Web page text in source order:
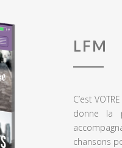
LFM
C’est
donne la
chansons